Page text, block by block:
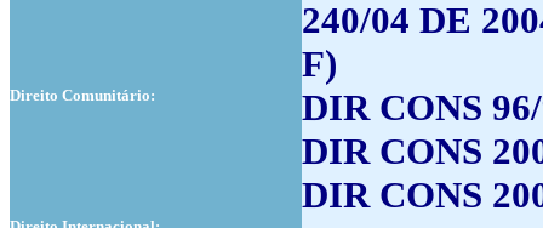
240/04 DE
F)
Direito Comunitário:
DIR CONS
DIR CONS
DIR CONS